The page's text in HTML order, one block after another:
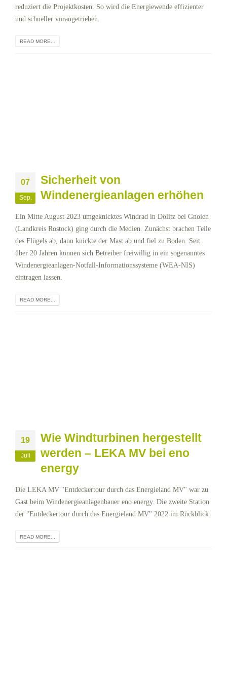
reduziert die Projektkosten. So wird die Energiewende effizienter
und schneller vorangetrieben.
READ MORE...
07
Sep.
Sicherheit von
Windenergieanlagen erhöhen
Ein Mitte August 2023 umgeknicktes Windrad in Dölitz bei Gnoien
(Landkreis Rostock) ging durch die Medien. Zunächst brachen Teile
des Flügels ab, dann knickte der Mast ab und fiel zu Boden. Seit
über 20 Jahren können sich Betreiber freiwillig in ein sogenanntes
Windenergieanlagen-Notfall-Informationssysteme (WEA-NIS)
eintragen lassen.
READ MORE...
19
Juli
Wie Windturbinen hergestellt
werden – LEKA MV bei eno
energy
Die LEKA MV "Entdeckertour durch das Energieland MV" war zu
Gast beim Windenergieanlagenbauer eno energy. Die zweite Station
der "Entdeckertour durch das Energieland MV" 2022 im Rückblick.
READ MORE...